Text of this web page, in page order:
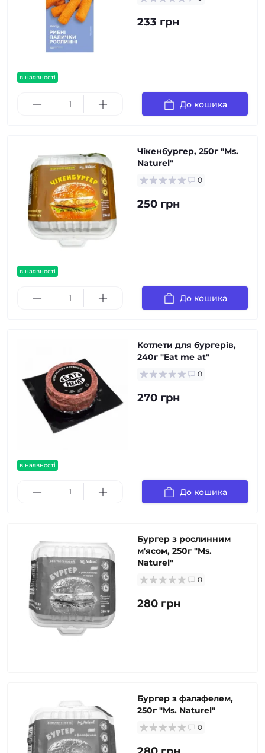
в наявності
233 грн
До кошика
в наявності
Чікенбургер, 250г "Ms.
Naturel"
0
250 грн
До кошика
в наявності
Котлети для бургерів,
240г "Eat me at"
0
270 грн
До кошика
Бургер з рослинним
м'ясом, 250г "Ms.
Naturel"
0
280 грн
Бургер з фалафелем,
250г "Ms. Naturel"
0